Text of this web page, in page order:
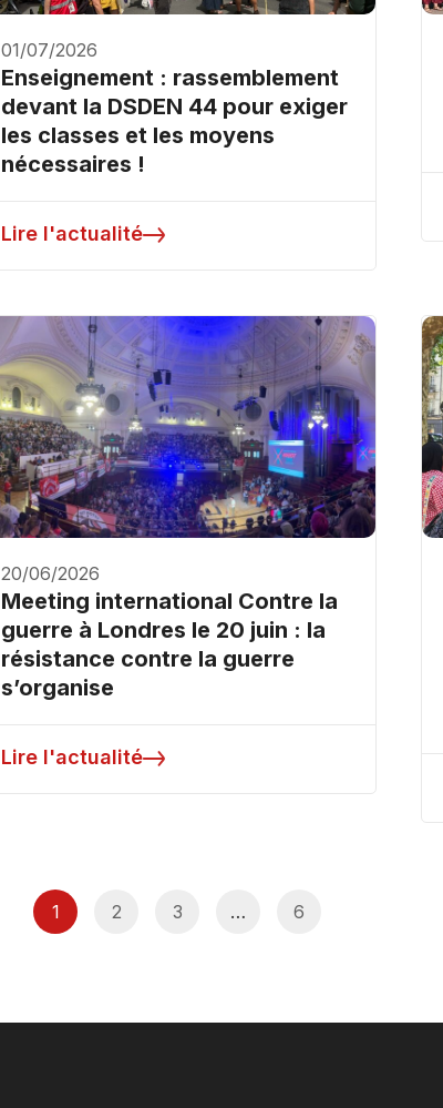
01/07/2026
Enseignement : rassemblement
devant la DSDEN 44 pour exiger
les classes et les moyens
nécessaires !
Lire l'actualité
20/06/2026
Meeting international Contre la
guerre à Londres le 20 juin : la
résistance contre la guerre
s’organise
Lire l'actualité
1 2 3 … 6